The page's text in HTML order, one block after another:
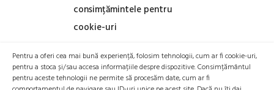
consimțămintele pentru
cookie-uri
Pentru a oferi cea mai bună experiență, folosim tehnologii, cum ar fi cookie-uri,
pentru a stoca și/sau accesa informațiile despre dispozitive. Consimțământul
pentru aceste tehnologii ne permite să procesăm date, cum ar fi